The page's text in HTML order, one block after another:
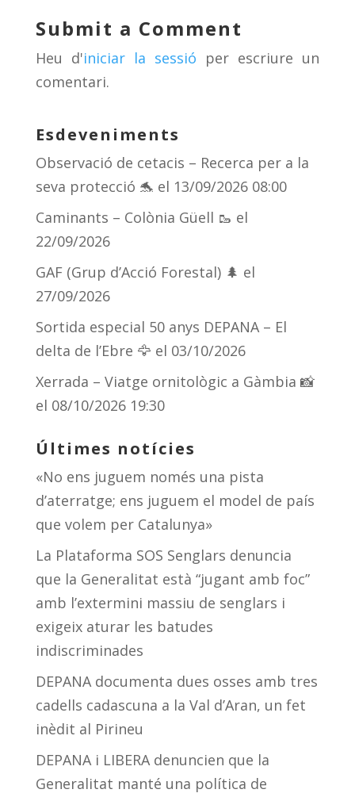
y d
s
a
m
ar
te
ix
Submit a Comment
Heu d'iniciar la sessió per escriure un
comentari.
Esdeveniments
Observació de cetacis – Recerca per a la
seva protecció 🐬 el 13/09/2026 08:00
Caminants – Colònia Güell 🥾 el
22/09/2026
GAF (Grup d’Acció Forestal) 🌲 el
27/09/2026
Sortida especial 50 anys DEPANA – El
delta de l’Ebre 🦅 el 03/10/2026
Xerrada – Viatge ornitològic a Gàmbia 📸
el 08/10/2026 19:30
Últimes notícies
«No ens juguem només una pista
d’aterratge; ens juguem el model de país
que volem per Catalunya»
La Plataforma SOS Senglars denuncia
que la Generalitat està “jugant amb foc”
amb l’extermini massiu de senglars i
exigeix aturar les batudes
indiscriminades
DEPANA documenta dues osses amb tres
cadells cadascuna a la Val d’Aran, un fet
inèdit al Pirineu
DEPANA i LIBERA denuncien que la
Generalitat manté una política de